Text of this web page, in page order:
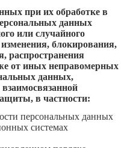
при их обработке в
данных
или случайного
блокирования,
распространения
от иных неправомерных
данных,
в частности:
персональных данных
системах